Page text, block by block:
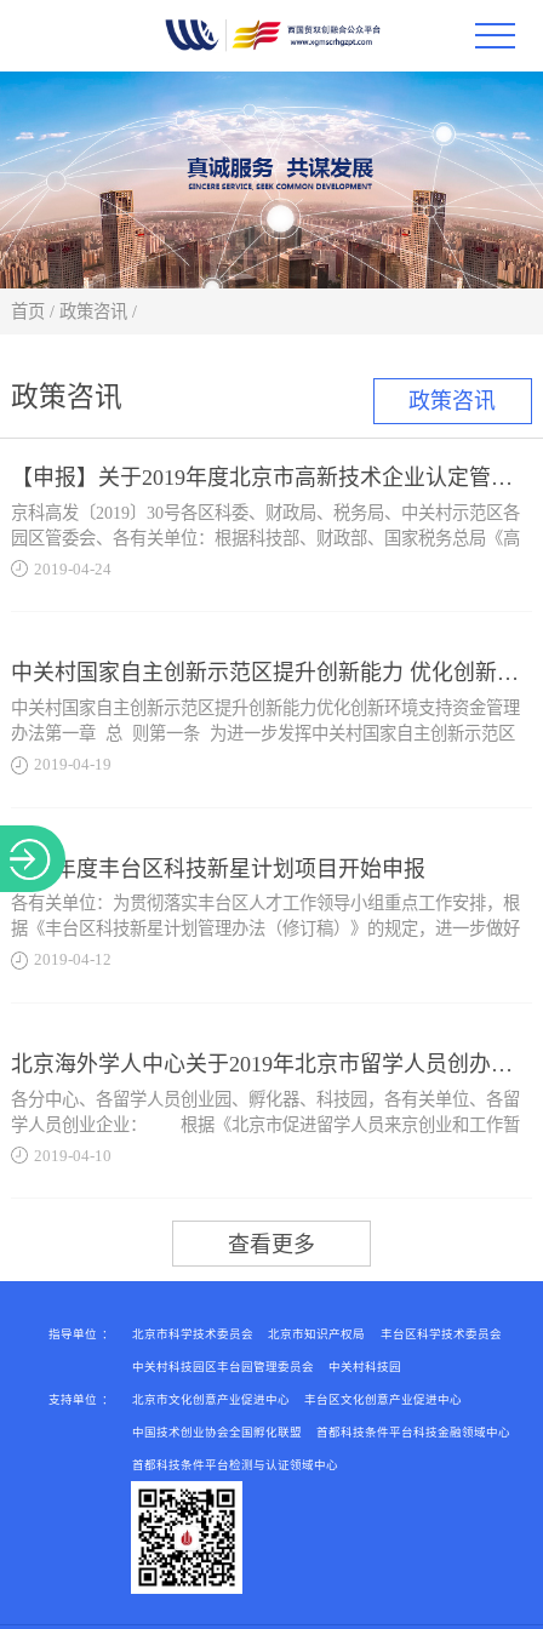
首页
政策
科技
合作
创新
政策咨讯
首页 / 政策咨讯 /
政策咨讯
【申报】关于2019年度北京市高新技术企业认定管理相关工作的通知
京科高发〔2019〕30号各区科委、财政局、税务局、中关村示范区各
园区管委会、各有关单位：根据科技部、财政部、国家税务总局《高
新技术企业认定管理办法》（国科发火〔2016〕32号，以下简称《认
技术企业认定分四批办理，申报截止时间分别为5月16日、6月27日、8
并将完整书面材料送交受理部门日期为准，逾期不予受理。二、申报
材料申请认定的企业应登陆高...
信息，并上传知识产权、经具有资质的中介机构鉴证的企业近三个会
计年度的财务会计报告（包括会计报表、会计报表附注和财务情况说
明书）、经具有资质的中介机构出具的企业近三个会计年度研究开发
费用和近一个会计年度高新技术产品（服务）收入专项审计或鉴证报
成网上申报操作后，应递交《认定办法》第十二条第（一）款和《工
2019-04-24
中关村国家自主创新示范区提升创新能力 优化创新环境支持资金管理办法
中关村国家自主创新示范区提升创新能力优化创新环境支持资金管理
办法第一章 总 则第一条 为进一步发挥中关村国家自主创新示范区
（以下简称“中关村示范区”）在全国科技创新中心建设中的主要载体
影响力的科技创新中心，制定本办法。第二条 中关村示范区提升创新
能力优化创新环境支持资金（以下简称“创新支持资金”）从中关村科
技园区管理委员会（以下简称“中关村管委会”）专项资金中列支，并
按照年度预算进行安排使用。第三条 创新支持资金的管理和使用应遵
循公开...
关村示范区内注册的企业（含国家高新技术企业和中关村高新技术企
业）。社会组织是指主要在中关村示范区内开展工作或会员大部分在
中关村示范区，有利于自主创新与中关村示范区建设发展的，并已在
民办非企业单位。本办法对于企业的支持内容，符合条件的社会组织
信息技术等十个高精尖产业指导意见确定的产业领域和《中关村国家
2019-04-19
2019年度丰台区科技新星计划项目开始申报
各有关单位：为贯彻落实丰台区人才工作领导小组重点工作安排，根
据《丰台区科技新星计划管理办法（修订稿）》的规定，进一步做好
2019年丰台区科技新星计划项目征集工作。现就申报工作有关事宜通
协作、奉献精神。（二）申报当年的1月1日，年龄未满40周岁。
历学位者优先考虑。（四）掌握本领域的研究进展和前沿动态，具有
较强的研究创新能力，已初步...
承担地市级以上科技项目的主持人或主要参与人（排名前2位）。
（六）重点支持“高精尖”产业领域及轨道交通、军民融合领域的青年
科技骨干。三、申报程序（一）申报人填写《丰台区科技新星计划项
料。（二）2019年4月25日前提交电子版（包括《申报书》及附件目
录），发至邮箱kwzhk@126.com，邮件主题为“单位名称+申报人姓名
件）一式两份，逾期不予受理。四、书面材料要求（一）《申...
2019-04-12
北京海外学人中心关于2019年北京市留学人员创办企业开办费资助资金申报工作的通知
各分中心、各留学人员创业园、孵化器、科技园，各有关单位、各留
学人员创业企业： 根据《北京市促进留学人员来京创业和工作暂
行办法》有关规定，北京海外学人中心将于近期启动2019年北京市留
业开办费资助资金的留学人员(以下简称“申报人”)，是指我国公派或自
费出国留学并于近期回国，且符合以下条件之一者： 1、在国外取
得硕士及以上学位或具有国外毕业研究生学历; 2、出国前已具有
获得博士学位，...
出国进行博士后研究或进修; 4、在国外取得学士学位的优秀海外
留学人才。 二、申报条件 申报人须具备下列条件： 1、申
报人创办的企业符合本市产业规划，属于北京市重点发展和重点扶持
的行业，有较好的市场前景; 2、申报人为企业法定代表人，企业
注册地点在北京市行政区域内; 3、企业注册资金现金资产不少于
人民币50万元，申报人本人或其留学人员创业团队出资的企业注册资
金现金资产额度不少于人民币30万元; 4、申报人创办的企业成立
时间须在2018年1月1日以后。 三、提交材料 申报人需提交以
2019-04-10
指导单位 ： 北京市科学技术委员会 北京市知识产权局 丰台区科学技术委员会
中关村科技园区丰台园管理委员会 中关村科技园
支持单位 ： 北京市文化创意产业促进中心 丰台区文化创意产业促进中心
中国技术创业协会全国孵化联盟 首都科技条件平台科技金融领域中心
首都科技条件平台检测与认证领域中心